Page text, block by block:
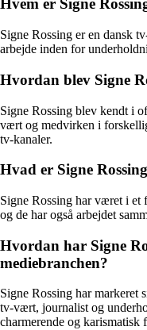
Hvem er Signe
Signe Rossing er en dansk
arbejde inden for
Hvordan blev Signe
Signe Rossing blev kendt i
vært og medvirken i
tv-kanaler.
Hvad er Signe
Signe Rossing har været i et
og de har også arbejdet
Hvordan har Signe
mediebranchen?
Signe Rossing har markeret
tv-vært, journalist og
charmerende og karismatisk